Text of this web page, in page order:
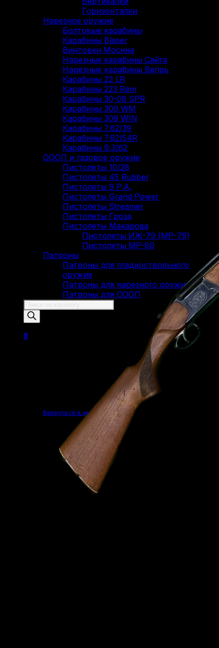
Горизонталки
Нарезное оружие
Болтовые карабины
Карабины Blaser
Винтовки Мосина
Нарезные карабины Сайга
Нарезные карабины Вепрь
Карабины 22 LR
Карабины 223 Rem
Карабины 30-06 SPR
Карабины 300 WM
Карабины 308 WIN
Карабины 7.62/39
Карабины 7.62/54R
Карабины 9.3/62
ОООП и газовое оружие
Пистолеты 10/28
Пистолеты 45 Rubber
Пистолеты 9 Р.А.
Пистолеты Grand Power
Пистолеты Streamer
Пистолеты Гроза
Пистолеты Макарова
Пистолеты ИЖ-79 (МР-79)
Пистолеты МР-80
Патроны
Патроны для гладкоствольного
оружия
Патроны для нарезного оружия
Патроны для ОООП
Поиск
товаров
0
Корзина пуста.
Вернуться в магазин